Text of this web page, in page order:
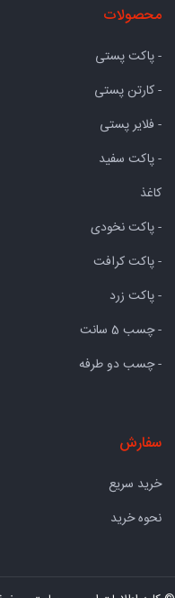
محصولات
- پاکت پستی
- کارتن پستی
- فلایر پستی
- پاکت سفید
کاغذ
- پاکت نخودی
- پاکت کرافت
- پاکت زرد
- چسب 5 سانت
- چسب دو طرفه
سفارش
خرید سریع
نحوه خرید